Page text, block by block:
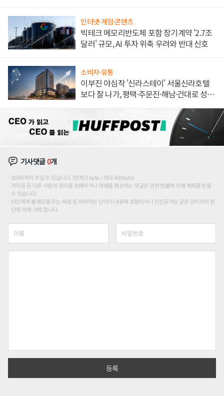
인터넷·게임·콘텐츠
빅테크 메모리반도체 포함 장기계약 '2.7조
달러' 규모, AI 투자 위축 우려와 반대 신호
소비자·유통
이부진 야심작 '신라스테이' 서울신라호텔
보다 잘 나가, 평택·주문진·해남·건대로 성
기사댓글0개
200자까지 쓰실 수 있습니다. (현재 0 byte / 최대 400byte)
저작권 등 다른 사람의 권리를 침해하거나 명예를 훼손하는 댓글은 관련 법률에 의해 제재를 받을
수 있습니다.
타인에게 불쾌감을 주는 욕설 등 비하하는 단어가 내용에 포함되거나 인신공격성 글은 관리자의 판
단에 의해 삭제 합니다.